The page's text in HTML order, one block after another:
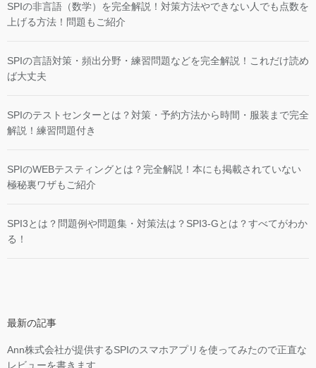
SPIの非言語（数学）を完全解説！対策方法やできない人でも点数を
上げる方法！問題もご紹介
SPIの言語対策・頻出分野・練習問題などを完全解説！これだけ読め
ば大丈夫
SPIのテストセンターとは？対策・予約方法から時間・服装まで完全
解説！練習問題付き
SPIのWEBテスティングとは？完全解説！本にも掲載されていない
極秘裏ワザもご紹介
SPI3とは？問題例や問題集・対策法は？SPI3-Gとは？すべてがわか
る！
最新の記事
Ann株式会社が提供するSPIのスマホアプリを使ってみたので正直な
レビューを書きます